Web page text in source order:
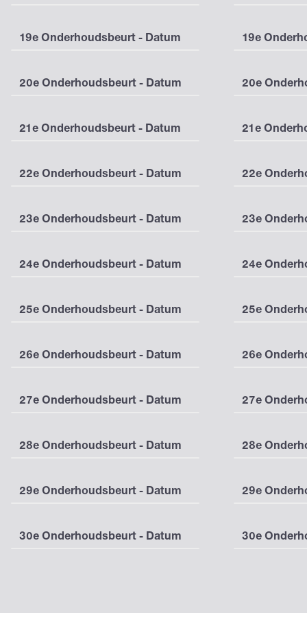
19e Onderhoudsbeurt - Datum 19e
20e Onderhoudsbeurt - Datum 20e
21e Onderhoudsbeurt - Datum 21e
22e Onderhoudsbeurt - Datum 22e
23e Onderhoudsbeurt - Datum 23e
24e Onderhoudsbeurt - Datum 24e
25e Onderhoudsbeurt - Datum 25e
26e Onderhoudsbeurt - Datum 26e
27e Onderhoudsbeurt - Datum 27e
28e Onderhoudsbeurt - Datum 28e
29e Onderhoudsbeurt - Datum 29e
30e Onderhoudsbeurt - Datum 30e